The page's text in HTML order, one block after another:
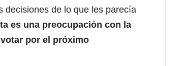
decisiones de lo que les parecía
es una preocupación con la
por el próximo